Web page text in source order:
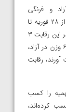
و فرنگی
پان‌آمریکن، مسابقات انتخابی المپیک قاره ای از ۲۸ فوریه تا
اول مارس در آکاپولکو مکزیک برگزار می‌شود. در این رقابت ۳
روزه کشتی‌گیرانی که امیدوارند در ۱۸ وزن – ۶ وزن در آزاد،
رقابت
را کسب
کرده‌اند،